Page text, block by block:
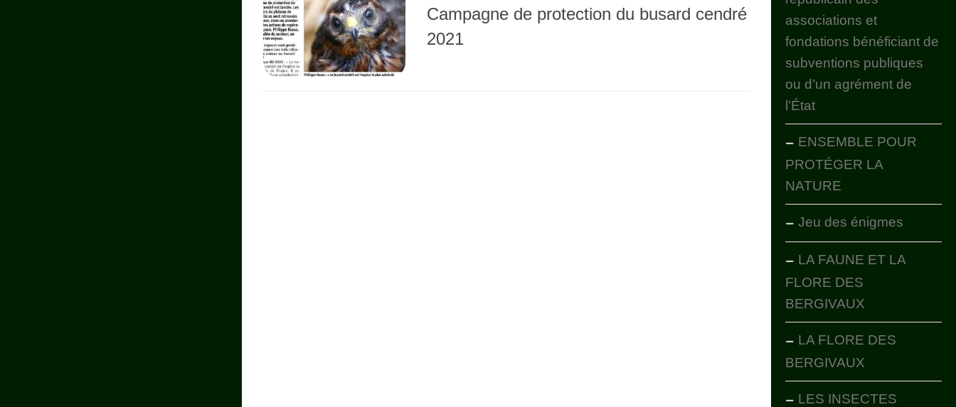
Campagne de protection du busard cendré
2021
associations et
fondations bénéficiant de
subventions publiques
ou d’un agrément de
l’État
ENSEMBLE POUR
PROTÉGER LA
NATURE
Jeu des énigmes
LA FAUNE ET LA
FLORE DES
BERGIVAUX
LA FLORE DES
BERGIVAUX
LES INSECTES